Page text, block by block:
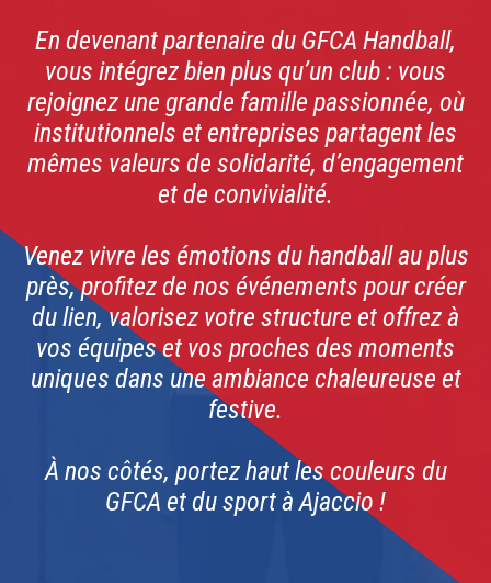
En devenant partenaire du GFCA Handball,
vous intégrez bien plus qu’un club : vous
rejoignez une grande famille passionnée, où
institutionnels et entreprises partagent les
mêmes valeurs de solidarité, d’engagement
et de convivialité.
Venez vivre les émotions du handball au plus
près, profitez de nos événements pour créer
du lien, valorisez votre structure et offrez à
vos équipes et vos proches des moments
uniques dans une ambiance chaleureuse et
festive.
À nos côtés, portez haut les couleurs du
GFCA et du sport à Ajaccio !